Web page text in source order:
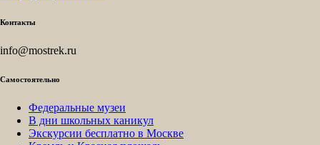
Контакты
info@mostrek.ru
Самостоятельно
Федеральные музеи
В дни школьных каникул
Экскурсии бесплатно в Москве